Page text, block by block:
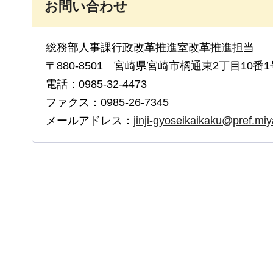
お問い合わせ
総務部人事課行政改革推進室改革推進担当
〒880-8501 宮崎県宮崎市橘通東2丁目10番1
電話：0985-32-4473
ファクス：0985-26-7345
メールアドレス： jinji-